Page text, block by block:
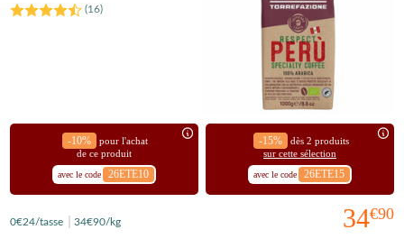
(16)
-10%
pour l'achat
de ce produit
avec le code 26ETE10
-15%
dès 2 produits
sur cette sélection
avec le code 26ETE15
34€90
0€24/tasse 34€90/kg